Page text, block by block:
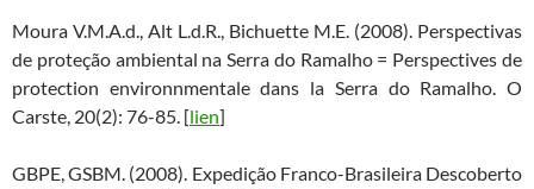
Moura V.M.A.d., Alt L.d.R., Bichuette M.E. (2008). Perspectivas
de proteção ambiental na Serra do Ramalho = Perspectives de
protection environnmentale dans la Serra do Ramalho. O
Carste, 20(2): 76-85. [lien]
GBPE, GSBM. (2008). Expedição Franco-Brasileira Descoberto